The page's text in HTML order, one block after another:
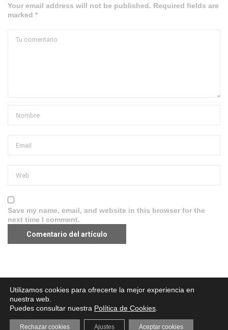
Your email address will not be published. Required fields are
marked *
Save my name, email, and website in this browser for the
next time I comment.
Aviso legal·Política de Privacidad·Política de Cookies
Utilizamos cookies para ofrecerte la mejor experiencia en
nuestra web.
Puedes consultar nuestra Política de Cookies
Aceptar cookies
Rechazar cookies Ajustes